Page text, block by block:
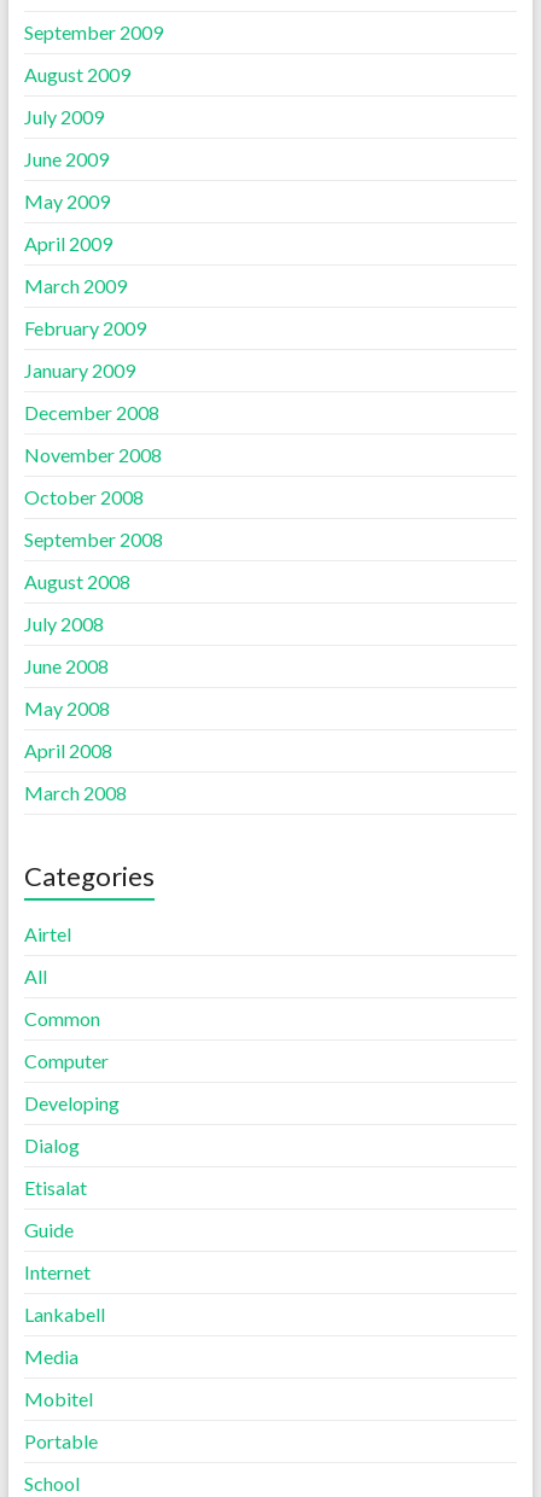
September 2009
August 2009
July 2009
June 2009
May 2009
April 2009
March 2009
February 2009
January 2009
December 2008
November 2008
October 2008
September 2008
August 2008
July 2008
June 2008
May 2008
April 2008
March 2008
Categories
Airtel
All
Common
Computer
Developing
Dialog
Etisalat
Guide
Internet
Lankabell
Media
Mobitel
Portable
School